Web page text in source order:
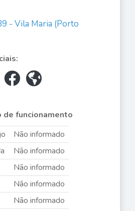
- Vila Maria (Porto
de funcionamento
Não informado
Não informado
Não informado
Não informado
Não informado